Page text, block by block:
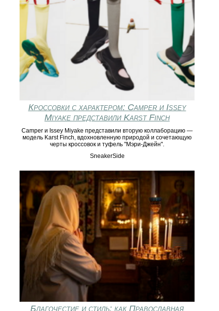
Кроссовки с характером: Camper и Issey
Miyake представили Karst Finch
Camper и Issey Miyake представили вторую коллаборацию —
модель Karst Finch, вдохновленную природой и сочетающую
черты кроссовок и туфель "Мэри-Джейн".
SneakerSide
Благочестие и стиль: как Православная